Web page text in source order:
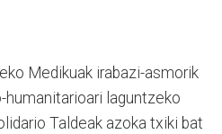
Medikuak irabazi-asmorik
humanitarioari laguntzeko
Taldeak azoka txiki bat